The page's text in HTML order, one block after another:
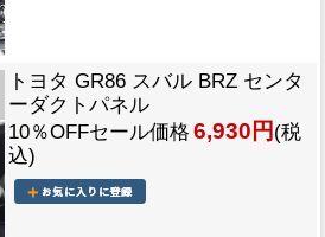
トヨタ GR86 スバル BRZ センタ
ーダクトパネル
10％OFFセール価格 6,930円 (税
込)